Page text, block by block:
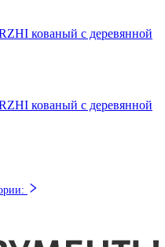
кованый с деревянной
кованый с деревянной